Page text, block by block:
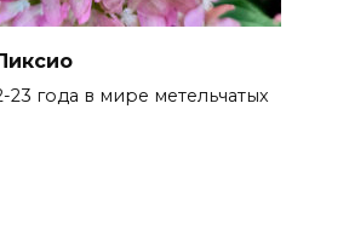
23 года в мире метельчатых